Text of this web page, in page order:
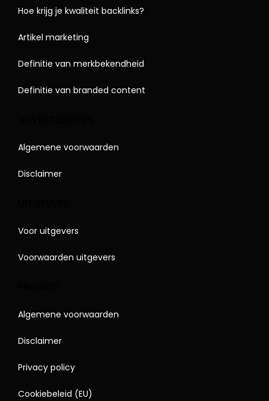
Hoe krijg je kwaliteit backlinks?
Artikel marketing
Definitie van merkbekendheid
Definitie van branded content
Algemene voorwaarden
Disclaimer
Voor uitgevers
Voorwaarden uitgevers
Algemene voorwaarden
Disclaimer
Privacy policy
Cookiebeleid (EU)